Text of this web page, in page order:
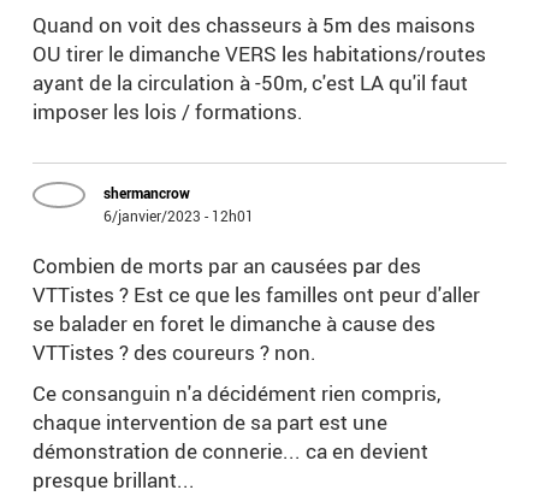
Quand on voit des chasseurs à 5m des maisons
OU tirer le dimanche VERS les habitations/routes
ayant de la circulation à -50m, c'est LA qu'il faut
imposer les lois / formations.
shermancrow
6/janvier/2023 - 12h01
Combien de morts par an causées par des
VTTistes ? Est ce que les familles ont peur d'aller
se balader en foret le dimanche à cause des
VTTistes ? des coureurs ? non.
Ce consanguin n'a décidément rien compris,
chaque intervention de sa part est une
démonstration de connerie... ca en devient
presque brillant...